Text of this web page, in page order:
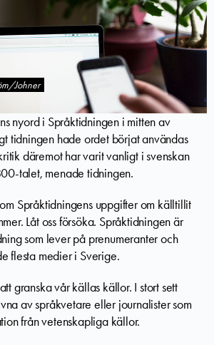
Johner
nyord i Språktidningen i mitten av
tidningen hade ordet börjat användas
däremot har varit vanligt i svenskan
talet, menade tidningen.
Språktidningens uppgifter om källtillit
Låt oss försöka. Språktidningen är
som lever på prenumeranter och
flesta medier i Sverige.
granska vår källas källor. I stort sett
av språkvetare eller journalister som
från vetenskapliga källor.